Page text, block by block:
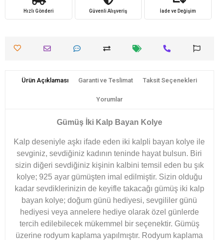
Hızlı Gönderi Güvenli Alışveriş İade ve Değişim
Ürün Açıklaması Garanti ve Teslimat Taksit Seçenekleri
Yorumlar
Gümüş İki Kalp Bayan Kolye
Kalp deseniyle aşkı ifade eden iki kalpli bayan kolye ile
sevginiz, sevdiğiniz kadının teninde hayat bulsun. Biri
sizin diğeri sevdiğiniz kişinin kalbini temsil eden bu şık
kolye; 925 ayar gümüşten imal edilmiştir. Sizin olduğu
kadar sevdiklerinizin de keyifle takacağı gümüş iki kalp
bayan kolye; doğum günü hediyesi, sevgililer günü
hediyesi veya annelere hediye olarak özel günlerde
tercih edilebilecek mükemmel bir seçenektir. Gümüş
üzerine rodyum kaplama yapılmıştır. Rodyum kaplama